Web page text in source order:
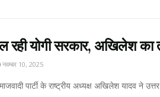
रही योगी सरकार, अखिलेश
नवम्बर 10, 2025
पार्टी के राष्ट्रीय अध्यक्ष अखिलेश यादव ने